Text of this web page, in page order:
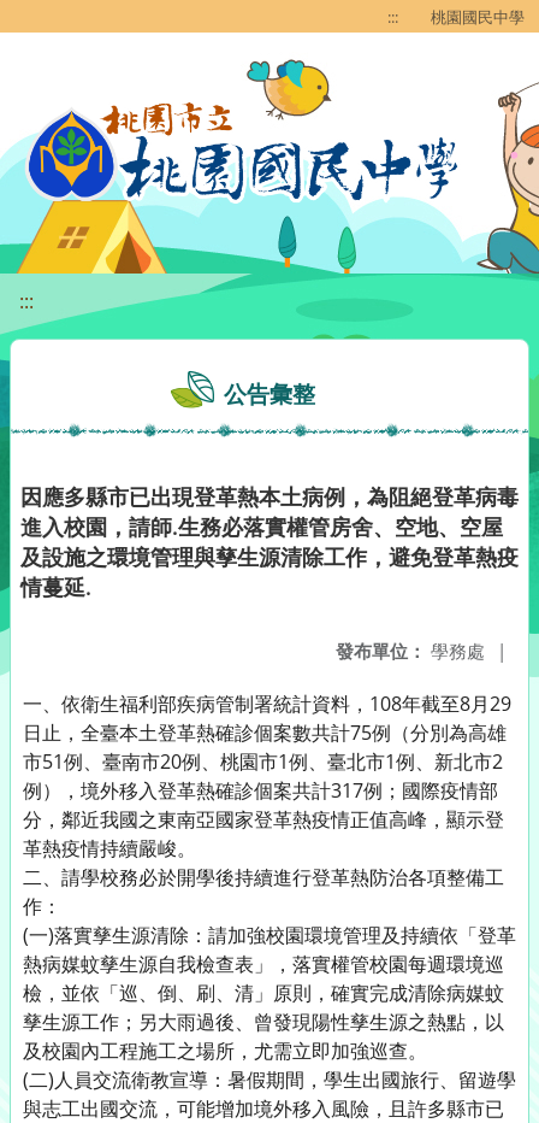
::: 桃園國民中學
:::
公告彙整
因應多縣市已出現登革熱本土病例，為阻絕登革病毒
進入校園，請師.生務必落實權管房舍、空地、空屋
及設施之環境管理與孳生源清除工作，避免登革熱疫
情蔓延.
發布單位： 學務處 |
一、依衛生福利部疾病管制署統計資料，108年截至8月29
日止，全臺本土登革熱確診個案數共計75例（分別為高雄
市51例、臺南市20例、桃園市1例、臺北市1例、新北市2
例），境外移入登革熱確診個案共計317例；國際疫情部
分，鄰近我國之東南亞國家登革熱疫情正值高峰，顯示登
革熱疫情持續嚴峻。
二、請學校務必於開學後持續進行登革熱防治各項整備工
作：
(一)落實孳生源清除：請加強校園環境管理及持續依「登革
熱病媒蚊孳生源自我檢查表」，落實權管校園每週環境巡
檢，並依「巡、倒、刷、清」原則，確實完成清除病媒蚊
孳生源工作；另大雨過後、曾發現陽性孳生源之熱點，以
及校園內工程施工之場所，尤需立即加強巡查。
(二)人員交流衛教宣導：暑假期間，學生出國旅行、留遊學
與志工出國交流，可能增加境外移入風險，且許多縣市已